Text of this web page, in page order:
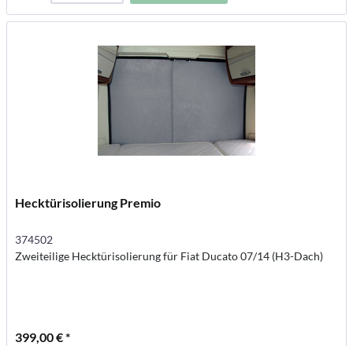
Hecktürisolierung Premio
374502
Zweiteilige Hecktürisolierung für Fiat Ducato 07/14 (H3-Dach)
399,00 € *